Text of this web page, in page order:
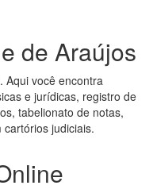
de Araújos
Aqui você encontra
e jurídicas, registro de
tabelionato de notas,
judiciais.